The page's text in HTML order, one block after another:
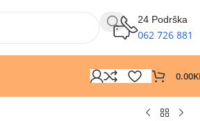
24 Podrška
062 726 881
0.00